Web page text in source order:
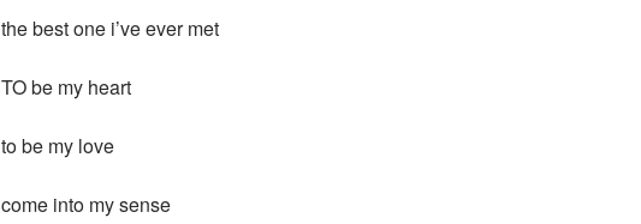
the best one i’ve ever met
TO be my heart
to be my love
come into my sense